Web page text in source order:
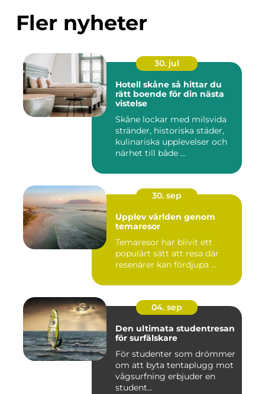
Fler nyheter
30. jul
Hotell skåne så hittar du
rätt boende för din nästa
vistelse
Skåne lockar med milsvida
stränder, historiska städer,
kulinariska upplevelser och
närhet till både ...
30. sep
Upplev världen genom
temaresor
Temaresor har blivit ett
populärt sätt att resa där
resenärer kan fördjupa ...
04. sep
Den ultimata studentresan
för surfälskare
För studenter som drömmer
om att byta tentaplugg mot
vågsurfning erbjuder en
student...